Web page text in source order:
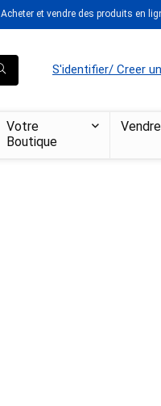
Acheter et vendre des produits en
S'identifier/ Creer
Votre
Boutique
Vendre